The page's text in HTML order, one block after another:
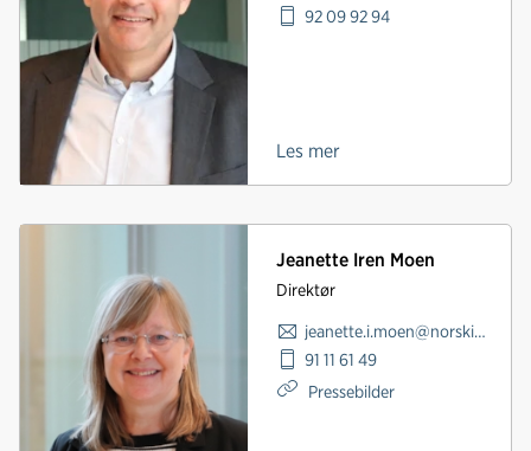
92 09 92 94
Les mer
Jeanette Iren Moen
Direktør
jeanette.i.moen@norskindustri.no
91 11 61 49
Pressebilder